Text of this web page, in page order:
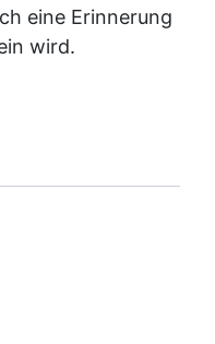
eine Erinnerung
wird.